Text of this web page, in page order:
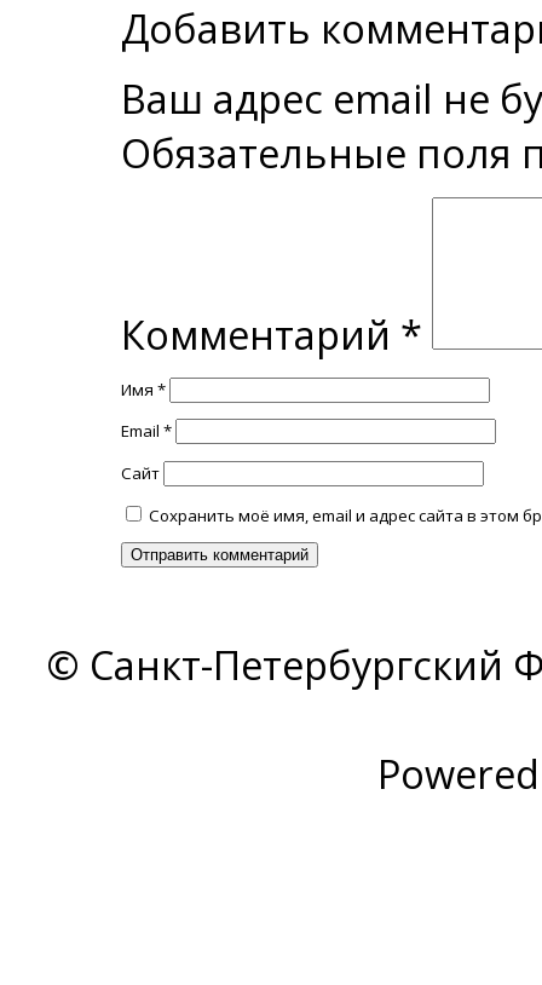
Добавить
Ваш адрес email не
Обязательные поля
Комментарий *
Имя *
Email *
Сайт
Сохранить моё имя, email и адрес сайта в этом
© Санкт-Петербургский